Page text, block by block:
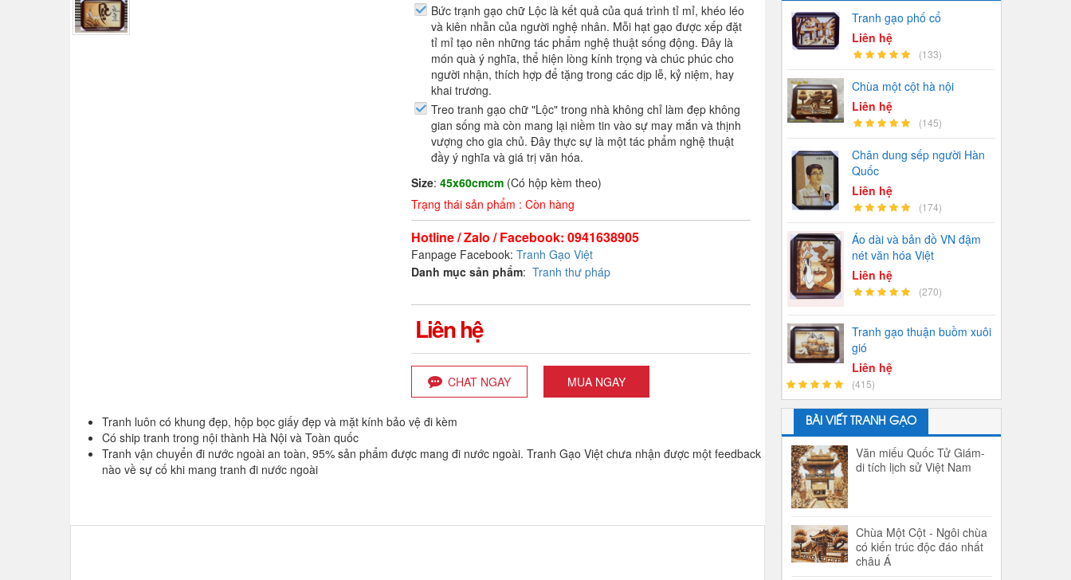
Bức trạnh gạo chữ Lộc là kết quả của quá trình tỉ mỉ, khéo léo
và kiên nhẫn của người nghệ nhân. Mỗi hạt gạo được xếp đặt
tỉ mỉ tạo nên những tác phẩm nghệ thuật sống động. Đây là
món quà ý nghĩa, thể hiện lòng kính trọng và chúc phúc cho
người nhận, thích hợp để tặng trong các dịp lễ, kỷ niệm, hay
khai trương.
Treo tranh gạo chữ "Lộc" trong nhà không chỉ làm đẹp không
gian sống mà còn mang lại niềm tin vào sự may mắn và thịnh
vượng cho gia chủ. Đây thực sự là một tác phẩm nghệ thuật
đầy ý nghĩa và giá trị văn hóa.
Size:45x60cmcm (Có hộp kèm theo)
Trạng thái sản phẩm : Còn hàng
Hotline / Zalo / Facebook: 0941638905
Fanpage Facebook:Tranh Gạo Việt
Danh mục sản phẩm:Tranh thư pháp
Liên hệ
CHAT NGAY MUA NGAY
Tranh luôn có khung đẹp, hộp bọc giấy đẹp và mặt kính bảo vệ đi kèm
Có ship tranh trong nội thành Hà Nội và Toàn quốc
Tranh vận chuyển đi nước ngoài an toàn, 95% sản phẩm được mang đi nước ngoài. Tranh Gạo Việt chưa nhận được một feedback
nào về sự cố khi mang tranh đi nước ngoài
Tranh gạo phố cổ
Liên hệ
(133)
Chùa một cột hà nội
Liên hệ
(145)
Chân dung sếp người Hàn
Quốc
Liên hệ
(174)
Áo dài và bản đồ VN đậm
nét văn hóa Việt
Liên hệ
(270)
Tranh gạo thuận buồm xuôi
gió
Liên hệ
(415)
BÀI VIẾT TRANH GẠO
Văn miếu Quốc Tử Giám-
di tích lịch sử Việt Nam
Chùa Một Cột - Ngôi chùa
có kiến trúc độc đáo nhất
châu Á